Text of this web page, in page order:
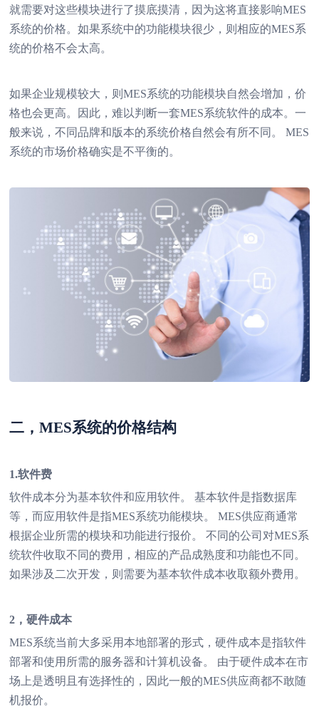
就需要对这些模块进行了摸底摸清，因为这将直接影响MES
系统的价格。如果系统中的功能模块很少，则相应的MES系
统的价格不会太高。
如果企业规模较大，则MES系统的功能模块自然会增加，价
格也会更高。因此，难以判断一套MES系统软件的成本。一
般来说，不同品牌和版本的系统价格自然会有所不同。 MES
系统的市场价格确实是不平衡的。
二，MES系统的价格结构
1.软件费
软件成本分为基本软件和应用软件。 基本软件是指数据库
等，而应用软件是指MES系统功能模块。 MES供应商通常
根据企业所需的模块和功能进行报价。 不同的公司对MES系
统软件收取不同的费用，相应的产品成熟度和功能也不同。
如果涉及二次开发，则需要为基本软件成本收取额外费用。
2，硬件成本
MES系统当前大多采用本地部署的形式，硬件成本是指软件
部署和使用所需的服务器和计算机设备。 由于硬件成本在市
场上是透明且有选择性的，因此一般的MES供应商都不敢随
机报价。